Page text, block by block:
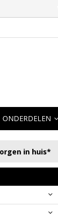
ONDERDELEN
in huis*